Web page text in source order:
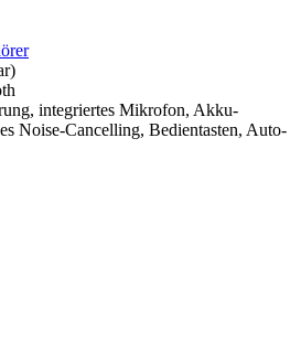
integriertes Mikrofon, Akku-
Noise-Cancelling, Bedientasten, Auto-